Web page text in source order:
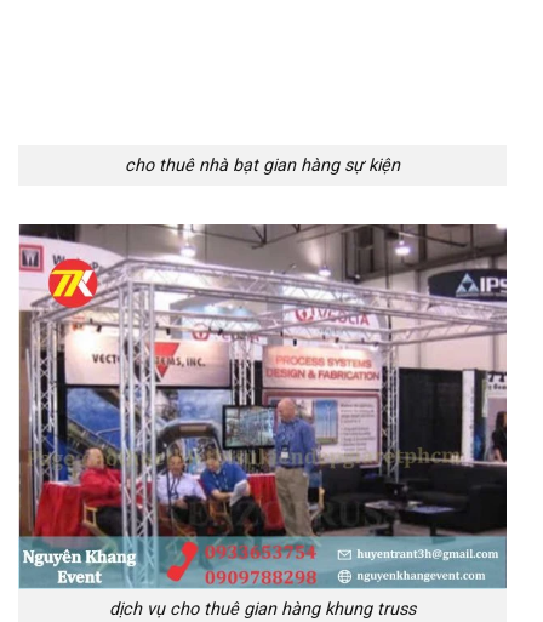
cho thuê nhà bạt gian hàng sự kiện
dịch vụ cho thuê gian hàng khung truss